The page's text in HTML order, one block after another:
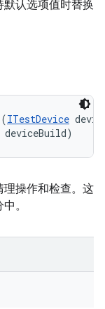
认选项值时替换
ITestDevice
deviceBuild)
操作和检查。这
。